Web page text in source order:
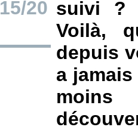
15/20 suivi ?
Voilà,
depuis
a
moins